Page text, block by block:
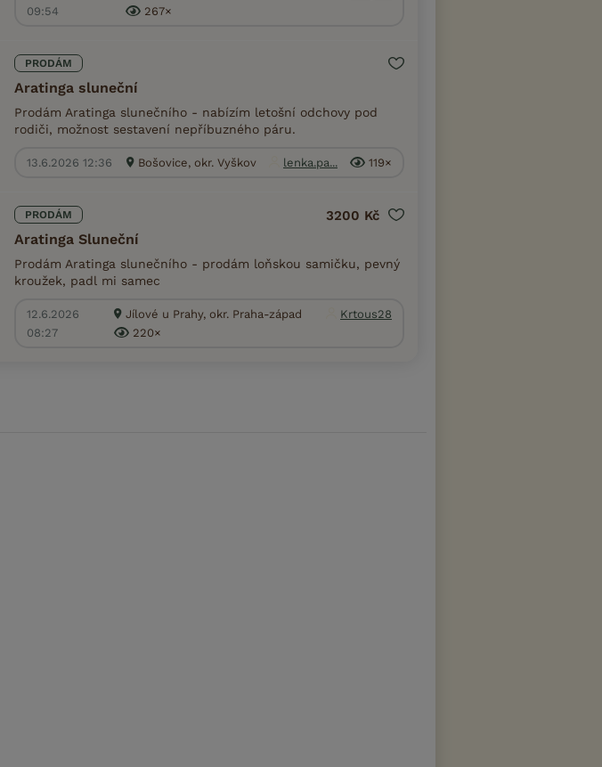
09:54
267×
PRODÁM
Aratinga sluneční
Prodám Aratinga slunečního - nabízím letošní odchovy pod
rodiči, možnost sestavení nepříbuzného páru.
13.6.2026 12:36 Bošovice, okr. Vyškov lenka.pa... 119×
PRODÁM
Aratinga Sluneční
3200 Kč
Prodám Aratinga slunečního - prodám loňskou samičku, pevný
kroužek, padl mi samec
12.6.2026
08:27
Jílové u Prahy, okr. Praha-západ
Krtous28
220×